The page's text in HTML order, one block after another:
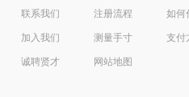
联系我们
加入我们
诚聘贤才
注册流程
测量手寸
网站地图
如何
支付